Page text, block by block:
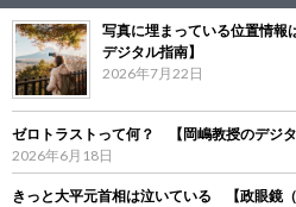
写真に埋まっている位置情
デジタル指南】
2026年7月22日
ゼロトラストって何？ 【岡嶋教授のデジタ
2026年6月18日
きっと大平元首相は泣いている 【政眼鏡